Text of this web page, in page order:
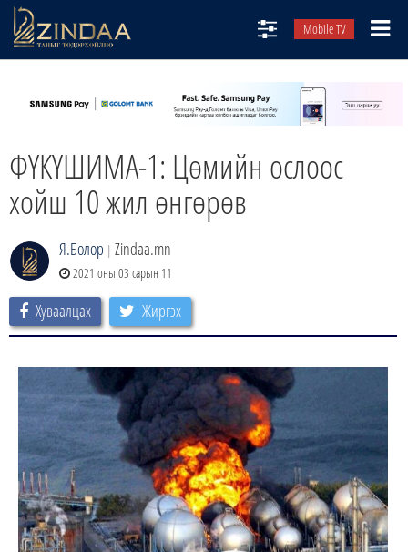
Mobile TV
ТВ8
АУДИО ЗОХИОЛ
ЗИНДАА СЭТГҮҮЛ
ФҮКҮШИМА-1: Цөмийн ослоос
хойш 10 жил өнгөрөв
Я.Болор | Zindaa.mn
2021 оны 03 сарын 11
Хуваалцах Жиргэх